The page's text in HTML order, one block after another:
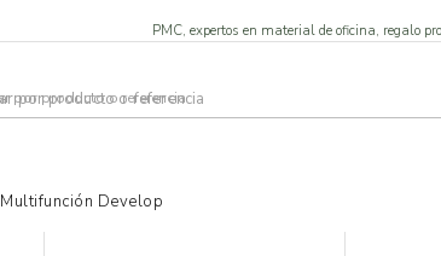
PMC, expertos en material de oficina, regalo
Multifunción Develop